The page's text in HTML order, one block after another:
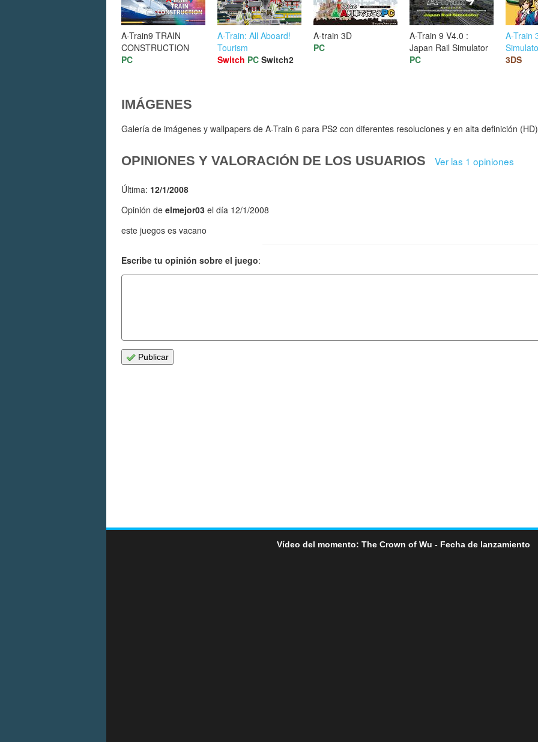
A-Train9 TRAIN
CONSTRUCTION
PC
A-Train: All Aboard!
Tourism
Switch PC Switch2
A-train 3D
PC
A-Train 9 V4.0 :
Japan Rail Simulator
PC
A-Train
3DS
IMÁGENES
Galería de imágenes y wallpapers de A-Train 6 para PS2 con diferentes resoluciones y en alta definición
OPINIONES Y VALORACIÓN DE LOS USUARIOS Ver las 1 opiniones
Última: 12/1/2008
Opinión de elmejor03 el día 12/1/2008
este juegos es vacano
Escribe tu opinión sobre el juego:
Publicar
Vídeo del momento: The Crown of Wu - Fecha de lanzamiento